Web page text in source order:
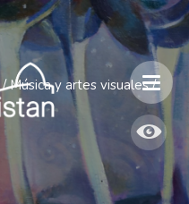
/ Música y artes visuales /